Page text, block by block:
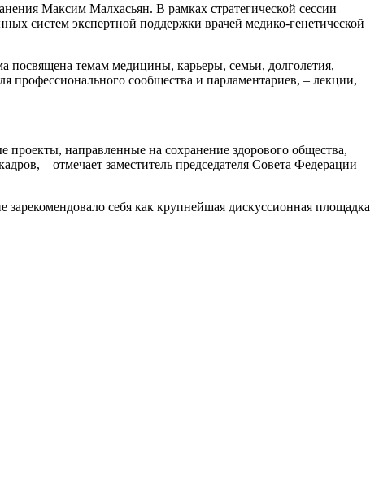
Максим Малхасьян. В рамках стратегической сессии
систем экспертной поддержки врачей медико-генетической
посвящена темам медицины, карьеры, семьи, долголетия,
профессионального сообщества и парламентариев, – лекции,
проекты, направленные на сохранение здорового общества,
– отмечает заместитель председателя Совета Федерации
себя как крупнейшая дискуссионная площадка